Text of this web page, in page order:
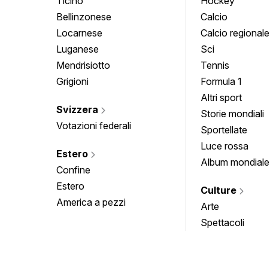
Bellinzonese
Locarnese
Luganese
Mendrisiotto
Grigioni
Svizzera
Votazioni federali
Estero
Confine
Estero
America a pezzi
Calcio
Calcio regionale
Sci
Tennis
Formula 1
Altri sport
Storie mondiali
Sportellate
Luce rossa
Album mondiale
Culture
Arte
Spettacoli